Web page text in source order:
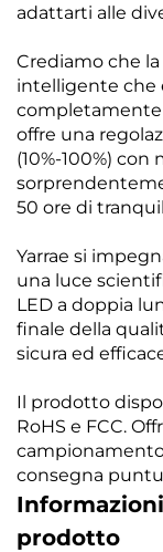
adattarti alle
Crediamo che
intelligente che
completamente
offre una
(10%-100%)
50 ore di
Yarrae si
una luce
LED a doppia
finale della
sicura ed
Il prodotto
RoHS e FCC.
consegna
prodotto